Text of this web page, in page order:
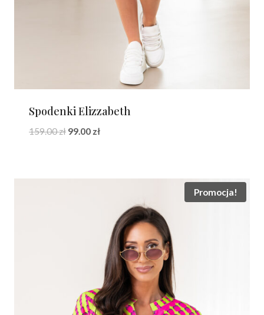
Spodenki Elizzabeth
159.00zł Pierwotna
99.00 złAktualna
Promocja!